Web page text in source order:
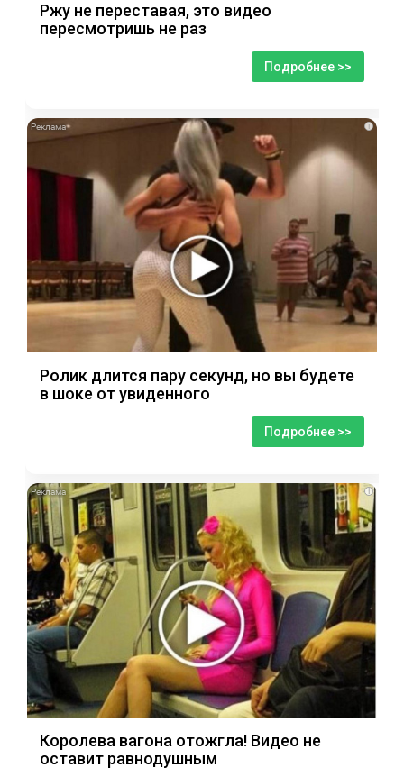
Ржу не переставая, это видео
пересмотришь не раз
Подробнее >>
i
Ролик длится пару секунд, но вы будете
в шоке от увиденного
Подробнее >>
i
Королева вагона отожгла! Видео не
оставит равнодушным